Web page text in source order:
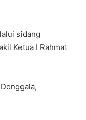
sidang
Ketua I Rahmat